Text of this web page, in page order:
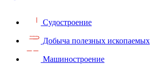
Судостроение
Добыча полезных ископаемых
Машиностроение